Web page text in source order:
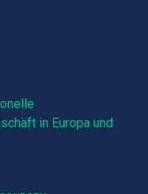
in Europa und